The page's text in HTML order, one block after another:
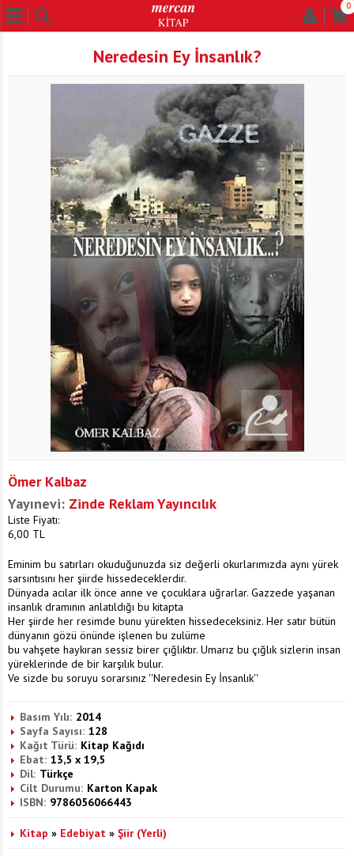
0
Neredesin Ey İnsanlık?
Ömer Kalbaz
Yayınevi: Zinde Reklam Yayıncılık
Liste Fiyatı:
6,00 TL
Eminim bu satırları okuduğunuzda siz değerli okurlarımızda aynı yürek
sarsıntısını her şiirde hissedeceklerdir.
Dünyada acılar ilk önce anne ve çocuklara uğrarlar. Gazzede yaşanan
insanlık dramının anlatıldığı bu kitapta
Her şiirde her resimde bunu yürekten hissedeceksiniz. Her satır bütün
dünyanın gözü önünde işlenen bu zulüme
bu vahşete haykıran sessiz birer çığlıktır. Umarız bu çığlık sizlerin insan
yüreklerinde de bir karşılık bulur.
Ve sizde bu soruyu sorarsınız ''Neredesin Ey İnsanlık''
Basım Yılı: 2014
Sayfa Sayısı: 128
Kağıt Türü: Kitap Kağıdı
Ebat: 13,5 x 19,5
Dil: Türkçe
Cilt Durumu: Karton Kapak
ISBN: 9786056066443
Kitap » Edebiyat » Şiir (Yerli)